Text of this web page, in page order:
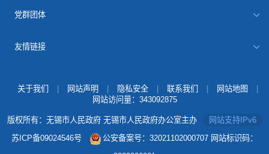
党群团体
友情链接
关于我们 网站声明 隐私安全 联系我们 网站地图
网站访问量： 343092875
版权所有：无锡市人民政府 无锡市人民政府办公室主办
网站支持IPv6
苏ICP备09024546号
公安备案号：32021102000707 网站标识码：